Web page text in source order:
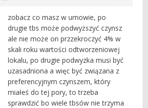
zobacz co masz w umowie, po
drugie tbs może podwyższyć czynsz
ale nie może on przzekroczyć 4% w
skali roku wartości odtworzeniowej
lokalu, po drugie podwyzka musi być
uzasadniona a więc być związana z
preferencyjnym czynszem, który
miałeś do tej pory, to trzeba
sprawdzić bo wiele tbsów nie trzyma